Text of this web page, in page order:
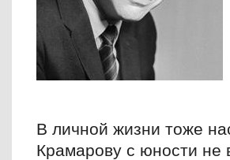
В личной жизни тоже
Крамарову с юности не